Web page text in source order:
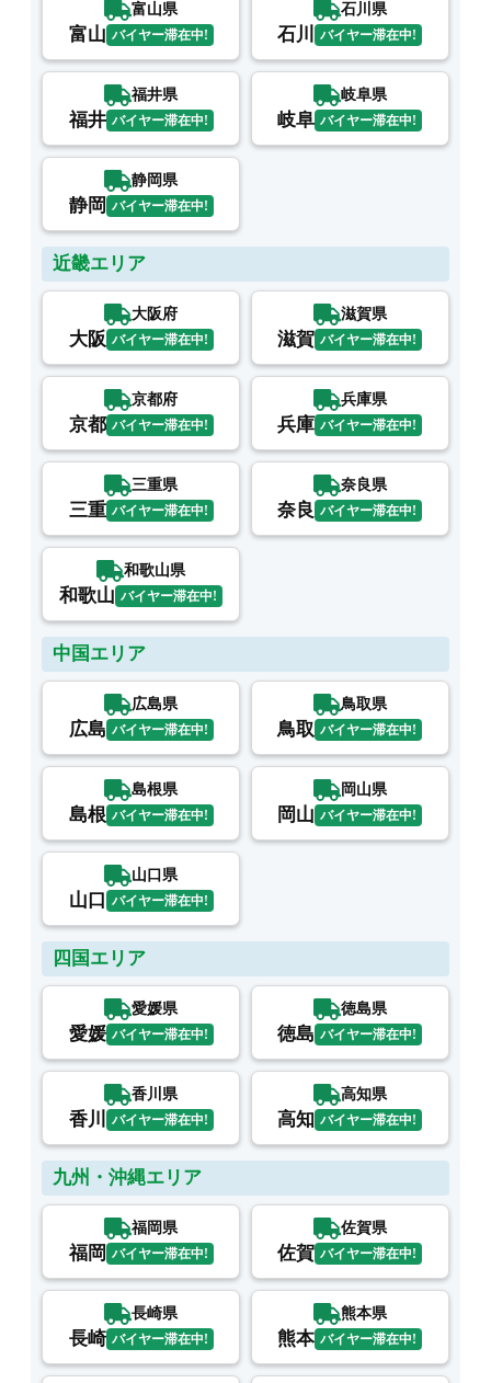
富山県
富山 バイヤー滞在中!
石川県
石川 バイヤー滞在中!
福井県
福井 バイヤー滞在中!
岐阜県
岐阜 バイヤー滞在中!
静岡県
静岡 バイヤー滞在中!
近畿エリア
大阪府
大阪 バイヤー滞在中!
滋賀県
滋賀 バイヤー滞在中!
京都府
京都 バイヤー滞在中!
兵庫県
兵庫 バイヤー滞在中!
三重県
三重 バイヤー滞在中!
奈良県
奈良 バイヤー滞在中!
和歌山県
和歌山 バイヤー滞在中!
中国エリア
広島県
広島 バイヤー滞在中!
鳥取県
鳥取 バイヤー滞在中!
島根県
島根 バイヤー滞在中!
岡山県
岡山 バイヤー滞在中!
山口県
山口 バイヤー滞在中!
四国エリア
愛媛県
愛媛 バイヤー滞在中!
徳島県
徳島 バイヤー滞在中!
香川県
香川 バイヤー滞在中!
高知県
高知 バイヤー滞在中!
九州・沖縄エリア
福岡県
福岡 バイヤー滞在中!
佐賀県
佐賀 バイヤー滞在中!
長崎県
長崎 バイヤー滞在中!
熊本県
熊本 バイヤー滞在中!